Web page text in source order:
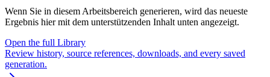
Wenn Sie in diesem Arbeitsbereich generieren, wird das neueste
Ergebnis hier mit dem unterstützenden Inhalt unten angezeigt.
Open the full Library
Review history, source references, downloads, and every saved
generation.